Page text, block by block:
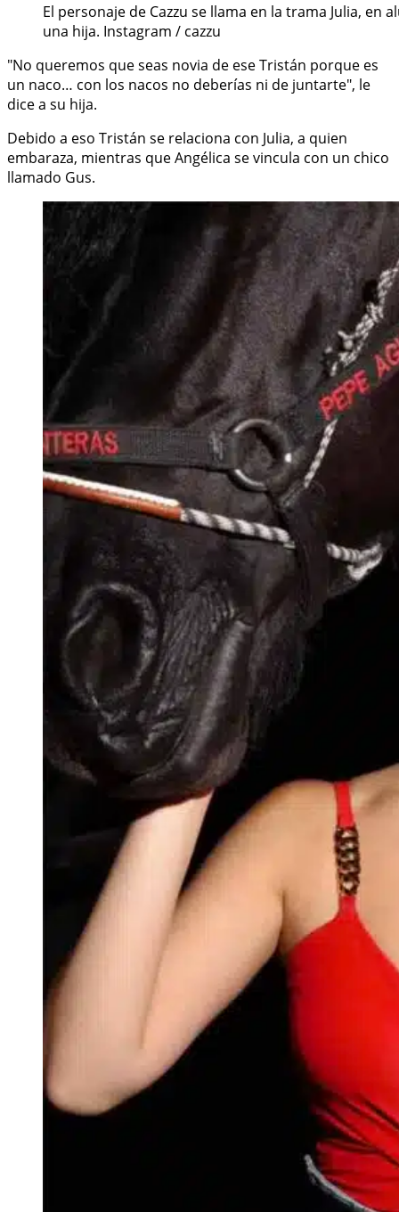
El personaje de Cazzu se llama en la trama Julia,
una hija. Instagram / cazzu
"No queremos que seas novia de ese Tristán porque es
un naco… con los nacos no deberías ni de juntarte", le
dice a su hija.
Debido a eso Tristán se relaciona con Julia, a quien
embaraza, mientras que Angélica se vincula con un chico
llamado Gus.